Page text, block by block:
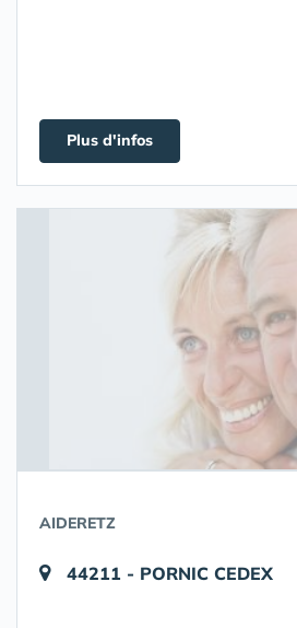
Plus d'infos
AIDERETZ
44211 - PORNIC CEDEX